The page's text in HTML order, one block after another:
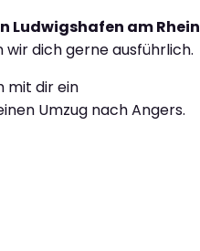
Ludwigshafen am Rhein
wir dich gerne ausführlich.
mit dir ein
Umzug nach Angers.